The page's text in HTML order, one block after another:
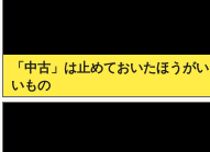
「中古」は止めておいたほうがい
いもの